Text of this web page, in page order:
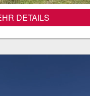
DETAILS